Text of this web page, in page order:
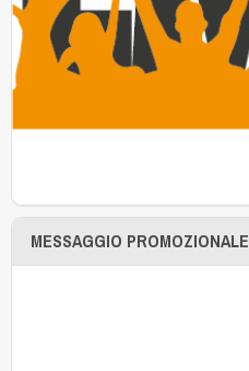
MESSAGGIO PROMOZIONALE